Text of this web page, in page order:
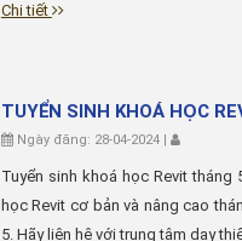
Chi tiết
TUYỂN SINH KHOÁ HỌC
Ngày đăng: 28-04-2024 |
Tuyển sinh khoá học Revit
học Revit cơ bản và nâng cao
5. Hãy liên hệ với trung tâm dạy